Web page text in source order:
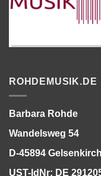
ROHDEMUSIK.DE
Barbara Rohde
Wandelsweg 54
D-45894
UST-IdNr: DE